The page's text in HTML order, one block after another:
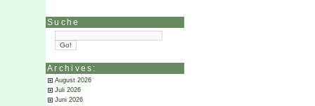
Suche
Archives:
August 2026
Juli 2026
Juni 2026